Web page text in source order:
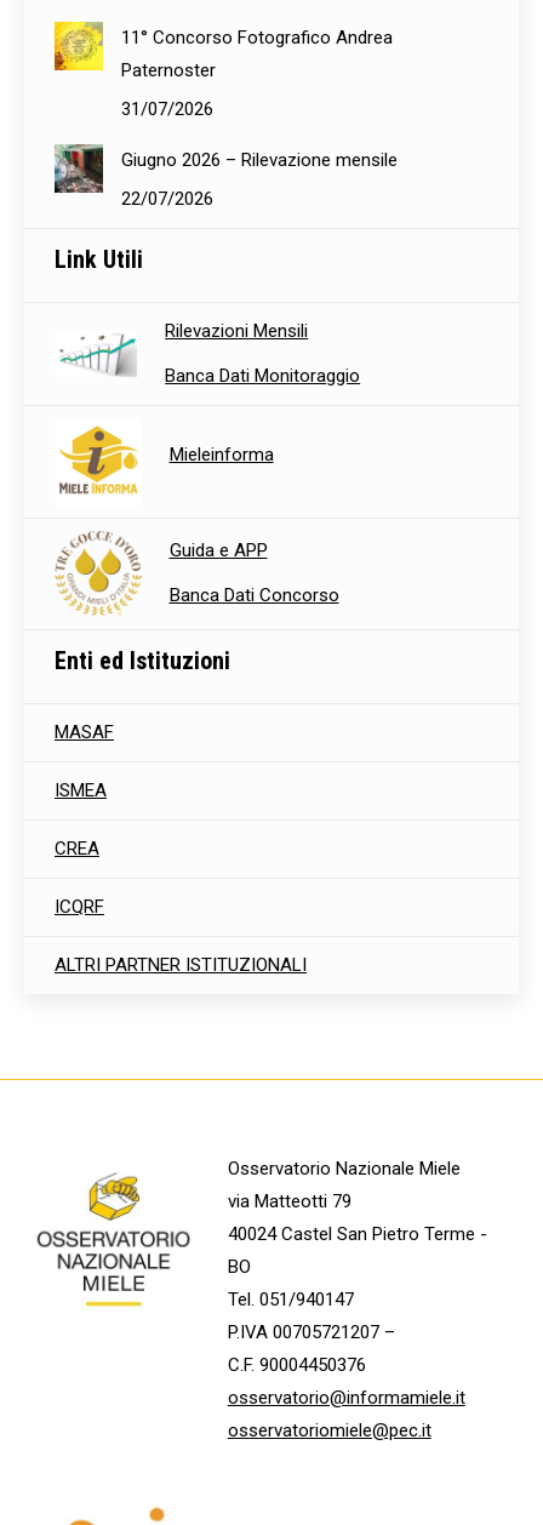
11° Concorso Fotografico Andrea
Paternoster
31/07/2026
Giugno 2026 – Rilevazione mensile
22/07/2026
Link Utili
Rilevazioni Mensili
Banca Dati Monitoraggio
Mieleinforma
Guida e APP
Banca Dati Concorso
Enti ed Istituzioni
MASAF
ISMEA
CREA
ICQRF
ALTRI PARTNER ISTITUZIONALI
Osservatorio Nazionale Miele
via Matteotti 79
40024 Castel San Pietro Terme -
BO
Tel. 051/940147
P.IVA 00705721207 –
C.F. 90004450376
osservatorio@informamiele.it
osservatoriomiele@pec.it